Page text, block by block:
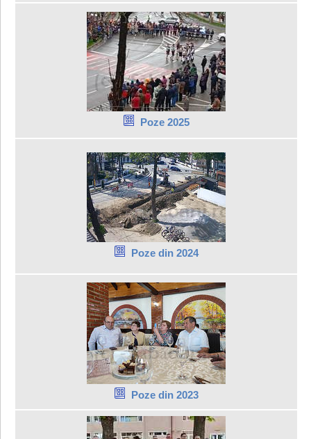
Poze 2025
Poze din 2024
Poze din 2023